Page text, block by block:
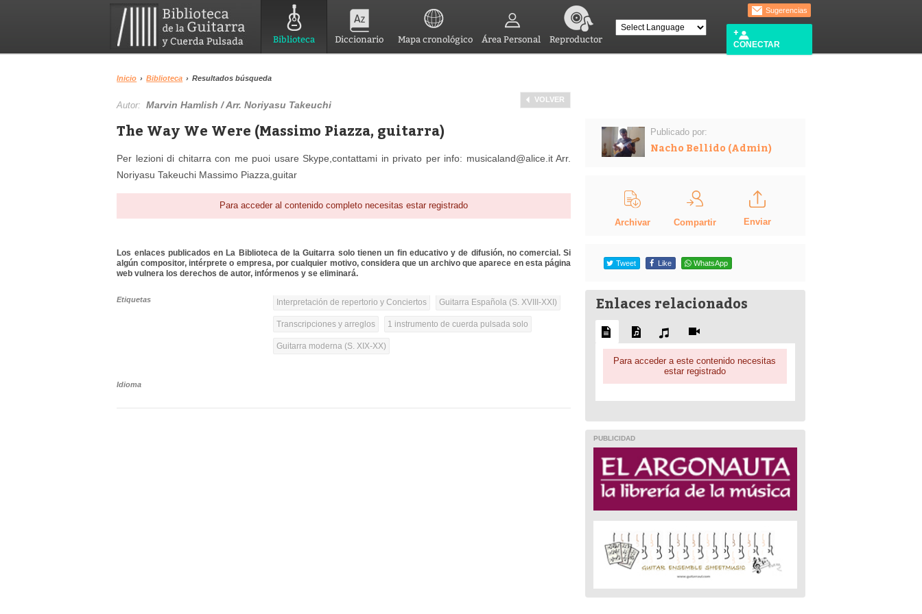
Biblioteca Diccionario Mapa cronológico Área Personal Reproductor
Sugerencias
CONECTAR
Inicio › Biblioteca › Resultados búsqueda
VOLVER
Autor:Marvin Hamlish / Arr. Noriyasu Takeuchi
The Way We Were (Massimo Piazza, guitarra)
Per lezioni di chitarra con me puoi usare Skype,contattami in privato per info: musicaland@alice.it Arr.
Noriyasu Takeuchi Massimo Piazza,guitar
Para acceder al contenido completo necesitas estar registrado
Los enlaces publicados en La Biblioteca de la Guitarra solo tienen un fin educativo y de difusión, no comercial. Si
algún compositor, intérprete o empresa, por cualquier motivo, considera que un archivo que aparece en esta página
web vulnera los derechos de autor, infórmenos y se eliminará.
Etiquetas Interpretación de repertorio y Conciertos Guitarra Española (S. XVIII-XXI)
Transcripciones y arreglos 1 instrumento de cuerda pulsada solo
Guitarra moderna (S. XIX-XX)
Idioma
Publicado por:
Nacho Bellido (Admin)
Archivar Compartir Enviar
Tweet Like WhatsApp
Enlaces relacionados
Para acceder a este contenido necesitas
estar registrado
PUBLICIDAD